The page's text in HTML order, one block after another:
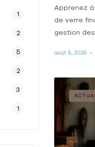
Apprenez
de verre
gestion
août 6, 2026
1
2
5
2
3
1